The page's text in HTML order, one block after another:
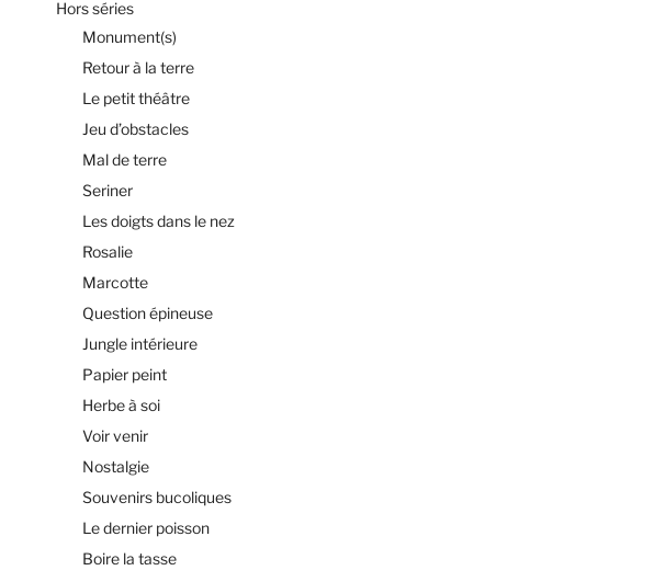
Hors séries
Monument(s)
Retour à la terre
Le petit théâtre
Jeu d’obstacles
Mal de terre
Seriner
Les doigts dans le nez
Rosalie
Marcotte
Question épineuse
Jungle intérieure
Papier peint
Herbe à soi
Voir venir
Nostalgie
Souvenirs bucoliques
Le dernier poisson
Boire la tasse